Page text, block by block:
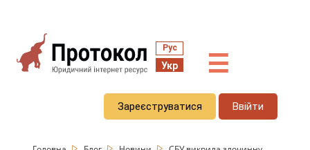
Рус
Укр ☰
Зареєструватися Ввійти